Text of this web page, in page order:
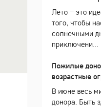
Лето – это
того, чтобы
солнечными
приключени...
Пожилые
возрастные
В июне весь
донора. Быть